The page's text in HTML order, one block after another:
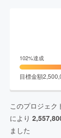
102%達成
目標金額
このプロジェク
により
ました